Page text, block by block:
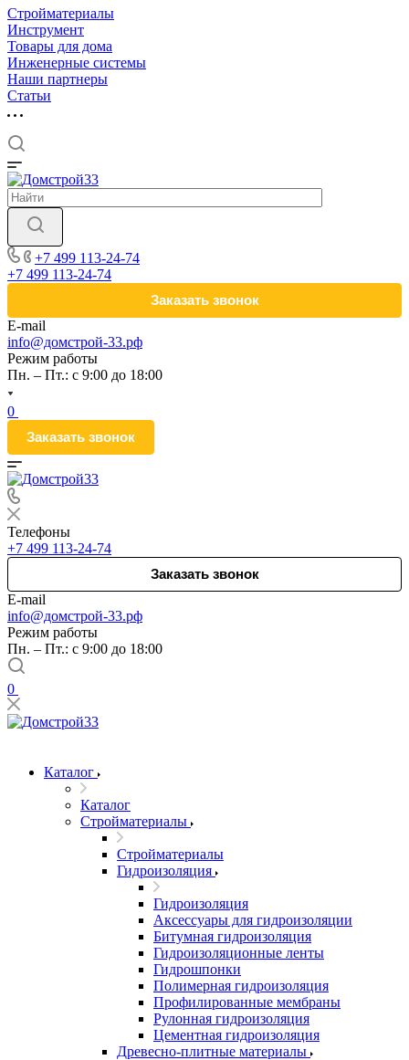
Стройматериалы
Инструмент
Товары для дома
Инженерные системы
Наши партнеры
Статьи
+7 499 113-24-74
+7 499 113-24-74
Заказать звонок
E-mail
info@домстрой-33.рф
Режим работы
Пн. – Пт.: с 9:00 до 18:00
0
Заказать звонок
Телефоны
+7 499 113-24-74
Заказать звонок
E-mail
info@домстрой-33.рф
Режим работы
Пн. – Пт.: с 9:00 до 18:00
0
Каталог
Каталог
Стройматериалы
Стройматериалы
Гидроизоляция
Гидроизоляция
Аксессуары для гидроизоляции
Битумная гидроизоляция
Гидроизоляционные ленты
Гидрошпонки
Полимерная гидроизоляция
Профилированные мембраны
Рулонная гидроизоляция
Цементная гидроизоляция
Древесно-плитные материалы